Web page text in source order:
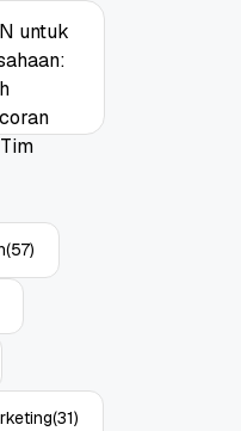
(57)
(31)